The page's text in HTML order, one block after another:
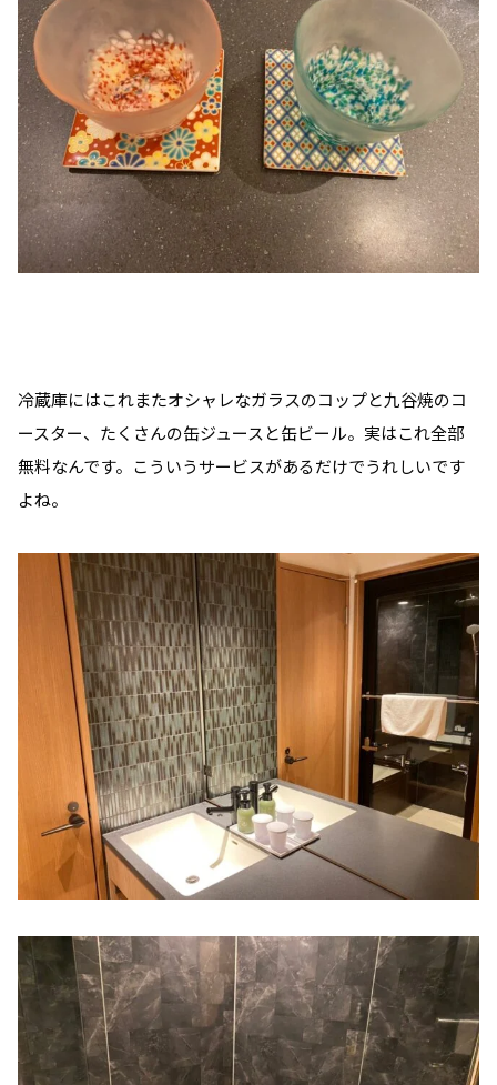
冷蔵庫にはこれまたオシャレなガラスのコップと九谷焼のコ
ースター、たくさんの缶ジュースと缶ビール。実はこれ全部
無料なんです。こういうサービスがあるだけでうれしいです
よね。